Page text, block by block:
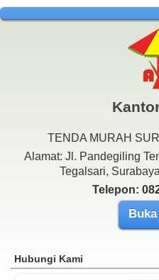
TENDA MURAH
Alamat: Jl. Pandegiling
Tegalsari,
Telepon:
Hubungi Kami